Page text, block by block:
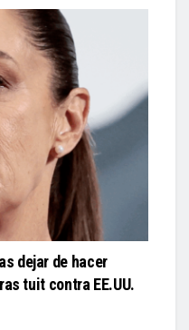
dejar de hacer
tuit contra EE.UU.